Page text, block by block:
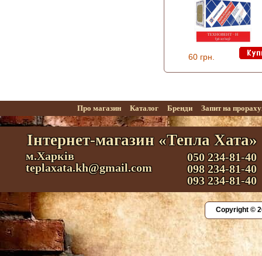
60 грн.
Про магазин Каталог Бренди Запит на
Інтернет-магазин «Тепла Хата»
м.Харків
teplaxata.kh@gmail.com
050 234-81-40
098 234-81-40
093 234-81-40
Copyright ©